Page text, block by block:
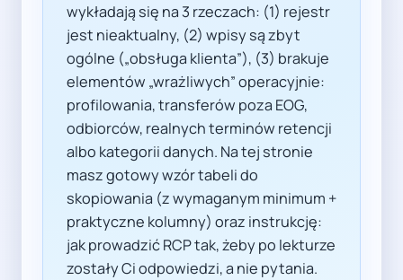
wykładają się na 3 rzeczach: (1) rejestr
jest nieaktualny, (2) wpisy są zbyt
ogólne („obsługa klienta”), (3) brakuje
elementów „wrażliwych” operacyjnie:
profilowania, transferów poza EOG,
odbiorców, realnych terminów retencji
albo kategorii danych. Na tej stronie
masz gotowy wzór tabeli do
skopiowania (z wymaganym minimum +
praktyczne kolumny) oraz instrukcję:
jak prowadzić RCP tak, żeby po lekturze
zostały Ci odpowiedzi, a nie pytania.